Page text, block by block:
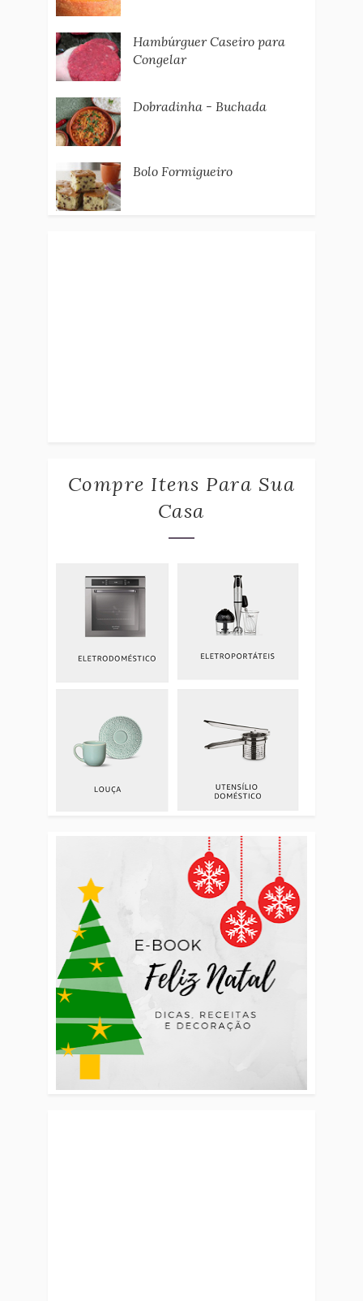
Hambúrguer Caseiro para
Congelar
Dobradinha - Buchada
Bolo Formigueiro
Compre Itens Para Sua
Casa